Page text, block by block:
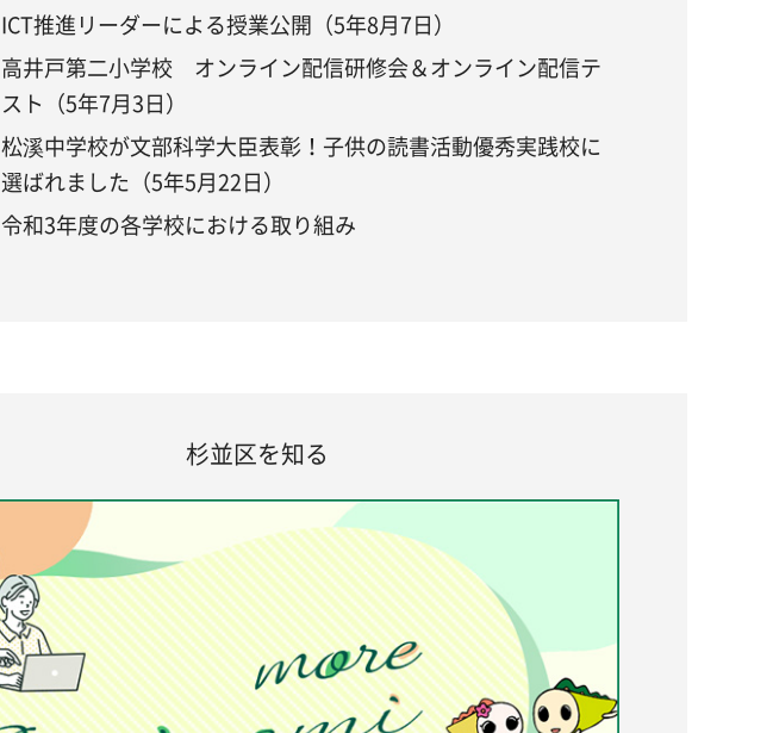
ICT推進リーダーによる授業公開（5年8月7日）
高井戸第二小学校 オンライン配信研修会＆オンライン配信テ
スト（5年7月3日）
松溪中学校が文部科学大臣表彰！子供の読書活動優秀実践校に
選ばれました（5年5月22日）
令和3年度の各学校における取り組み
杉並区を知る